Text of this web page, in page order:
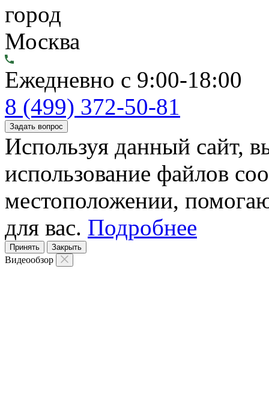
город
Москва
Ежедневно с 9:00-18:00
8 (499) 372-50-81
Задать вопрос
Используя данный сайт,
использование файлов
местоположении,
для вас. Подробнее
Принять Закрыть
Видеообзор